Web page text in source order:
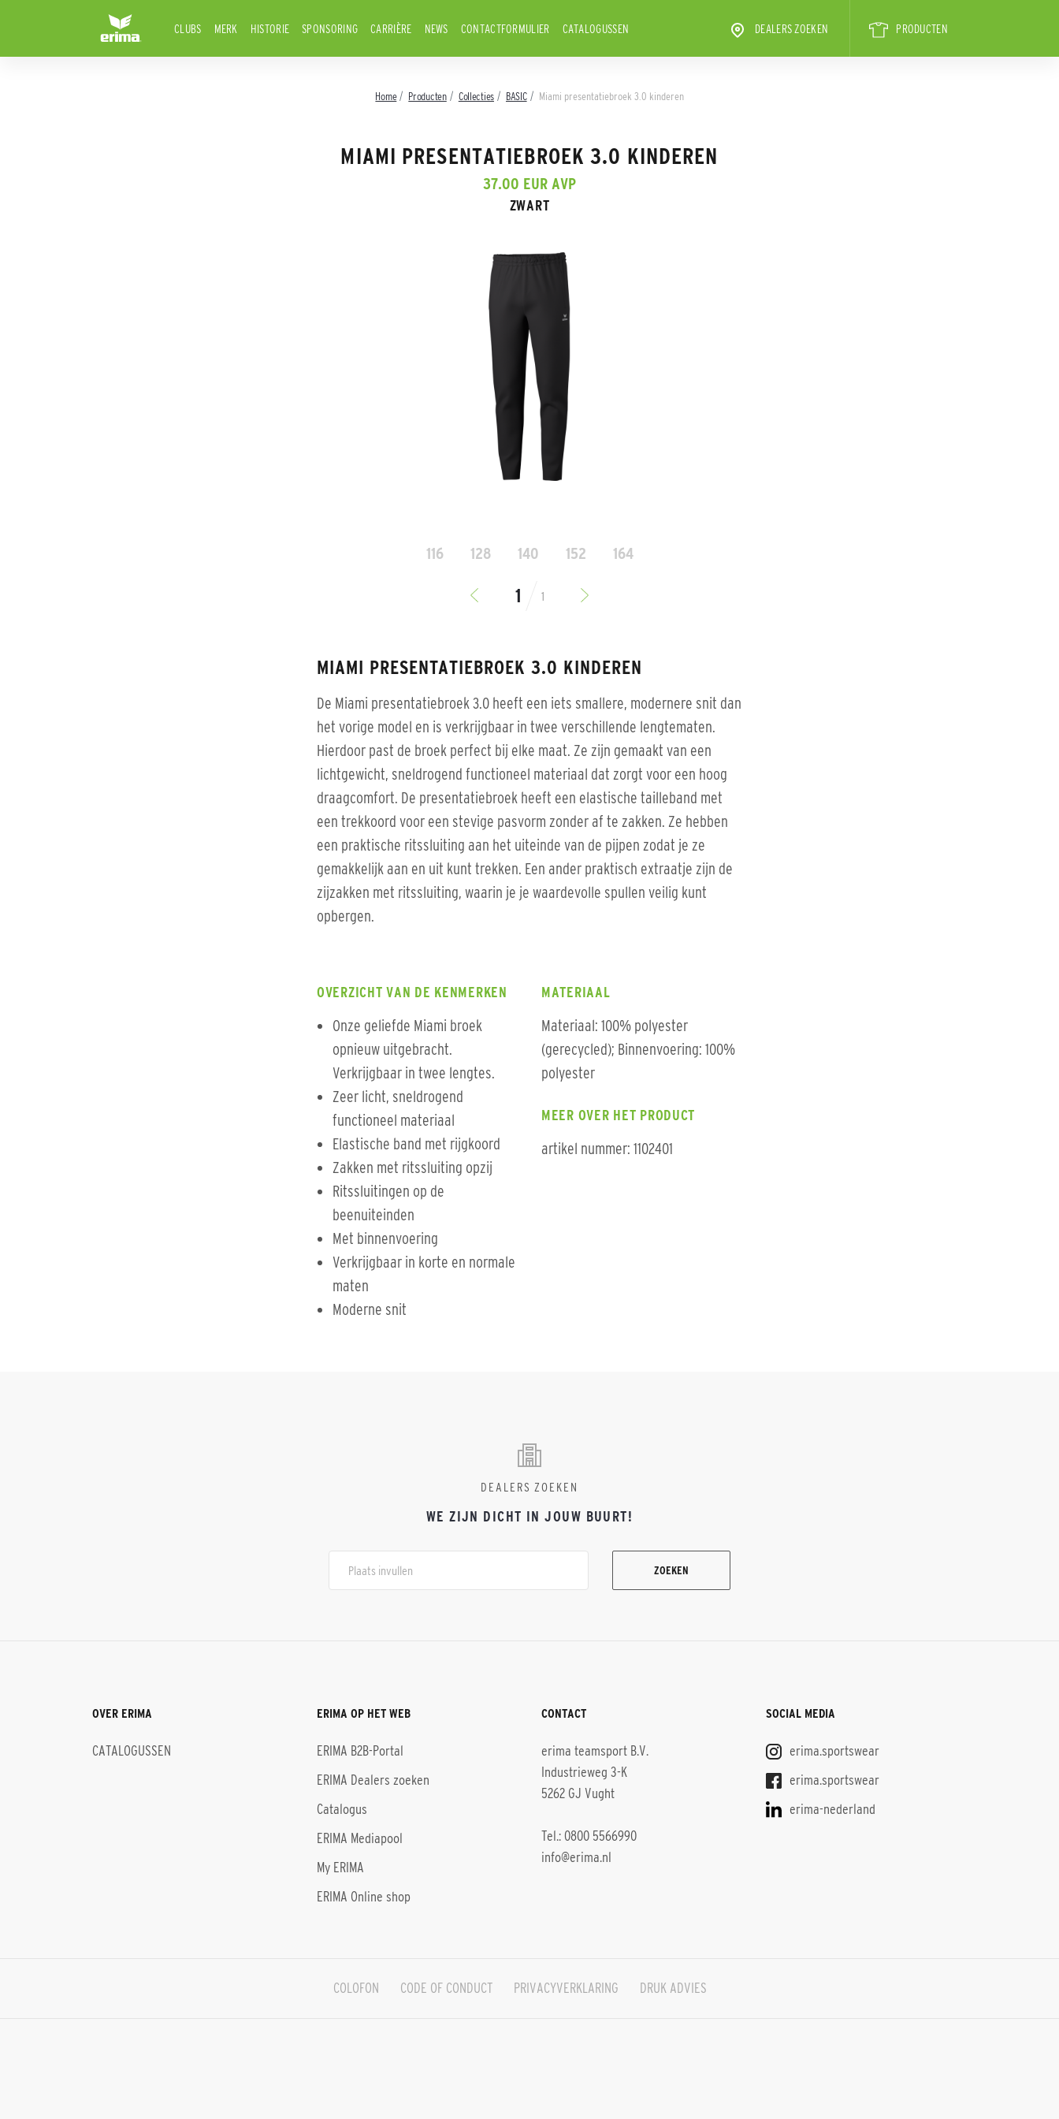
CLUBS MERK HISTORIE SPONSORING CARRIÈRE NEWS CONTACTFORMULIER CATALOGUSSEN DEALERS ZOEKEN PRODUCTEN
Home Producten Collecties BASIC Miami presentatiebroek 3.0 kinderen
MIAMI PRESENTATIEBROEK 3.0 KINDEREN
37.00 EUR AVP
ZWART
116 128 140 152 164
1
MIAMI PRESENTATIEBROEK 3.0 KINDEREN
De Miami presentatiebroek 3.0 heeft een iets smallere, modernere snit dan
het vorige model en is verkrijgbaar in twee verschillende lengtematen.
Hierdoor past de broek perfect bij elke maat. Ze zijn gemaakt van een
lichtgewicht, sneldrogend functioneel materiaal dat zorgt voor een hoog
draagcomfort. De presentatiebroek heeft een elastische tailleband met
een trekkoord voor een stevige pasvorm zonder af te zakken. Ze hebben
een praktische ritssluiting aan het uiteinde van de pijpen zodat je ze
gemakkelijk aan en uit kunt trekken. Een ander praktisch extraatje zijn de
zijzakken met ritssluiting, waarin je je waardevolle spullen veilig kunt
opbergen.
OVERZICHT VAN DE KENMERKEN
Onze geliefde Miami broek
opnieuw uitgebracht.
Verkrijgbaar in twee lengtes.
Zeer licht, sneldrogend
functioneel materiaal
Elastische band met rijgkoord
Zakken met ritssluiting opzij
Ritssluitingen op de
beenuiteinden
Met binnenvoering
Verkrijgbaar in korte en normale
maten
Moderne snit
MATERIAAL
Materiaal: 100% polyester
(gerecycled); Binnenvoering: 100%
polyester
MEER OVER HET PRODUCT
artikel nummer: 1102401
DEALERS ZOEKEN
WE ZIJN DICHT IN JOUW BUURT!
ZOEKEN
OVER ERIMA
CATALOGUSSEN
ERIMA OP HET WEB
ERIMA B2B-Portal
ERIMA Dealers zoeken
Catalogus
ERIMA Mediapool
My ERIMA
ERIMA Online shop
CONTACT
erima teamsport B.V.
Industrieweg 3-K
5262 GJ Vught
Tel.: 0800 5566990
info@erima.nl
SOCIAL MEDIA
erima.sportswear
erima.sportswear
erima-nederland
COLOFON CODE OF CONDUCT PRIVACYVERKLARING DRUK ADVIES